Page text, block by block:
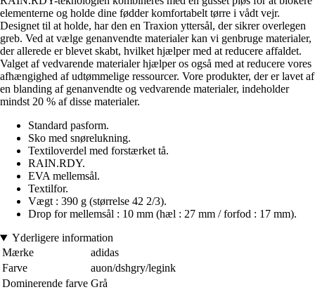
elementerne og holde dine fødder komfortabelt tørre i vådt vejr.
Designet til at holde, har den en Traxion yttersål, der sikrer overlegen
greb. Ved at vælge genanvendte materialer kan vi genbruge materialer,
der allerede er blevet skabt, hvilket hjælper med at reducere affaldet.
Valget af vedvarende materialer hjælper os også med at reducere vores
afhængighed af udtømmelige ressourcer. Vore produkter, der er lavet af
en blanding af genanvendte og vedvarende materialer, indeholder
mindst 20 % af disse materialer.
Standard pasform.
Sko med snørelukning.
Textiloverdel med forstærket tå.
RAIN.RDY.
EVA mellemsål.
Textilfor.
Vægt : 390 g (størrelse 42 2/3).
Drop for mellemsål : 10 mm (hæl : 27 mm / forfod : 17 mm).
Yderligere information
Mærke
adidas
Farve
auon/dshgry/legink
Dominerende farve Grå